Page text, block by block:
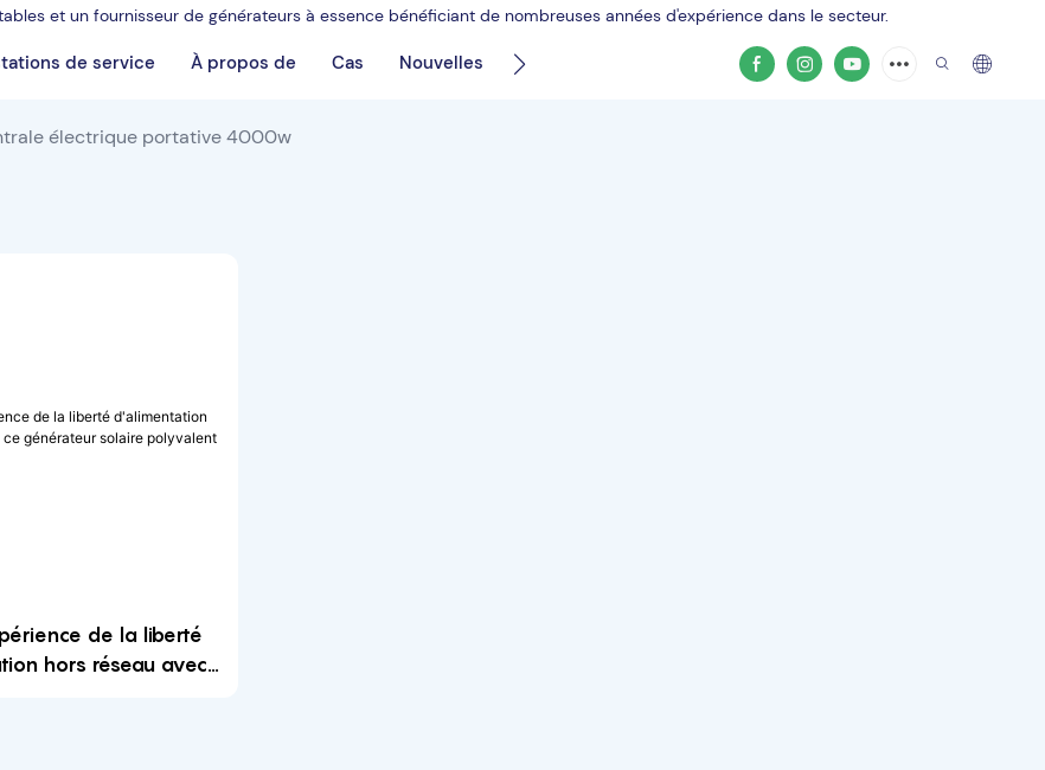
et un fournisseur de générateurs à essence bénéficiant de nombreuses années d'expérience dans le secteur.
de service À propos de Cas Nouvelles Contacter Vidéo du produit
électrique portative 4000w
de la liberté
hors réseau avec